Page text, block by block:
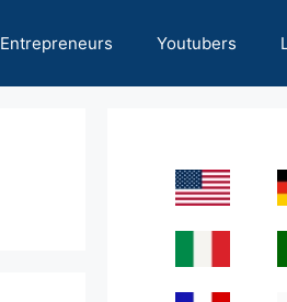
Entrepreneurs Youtubers